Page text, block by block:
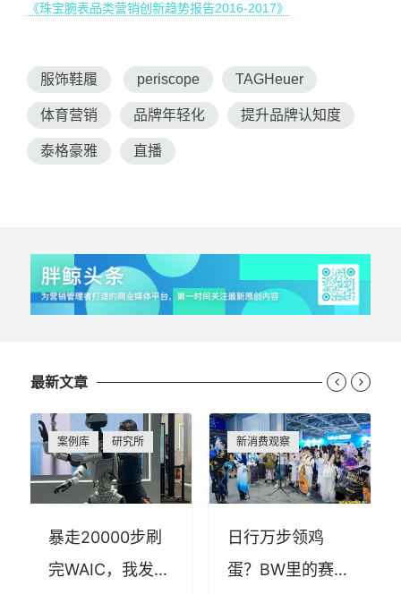
《珠宝腕表品类营销创新趋势报告2016-2017》
服饰鞋履 periscope TAGHeuer
体育营销 品牌年轻化 提升品牌认知度
泰格豪雅 直播
最新文章
案例库 研究所
暴走20000步刷
完WAIC，我发现
新消费观察
日行万步领鸡
蛋？BW里的赛博
 